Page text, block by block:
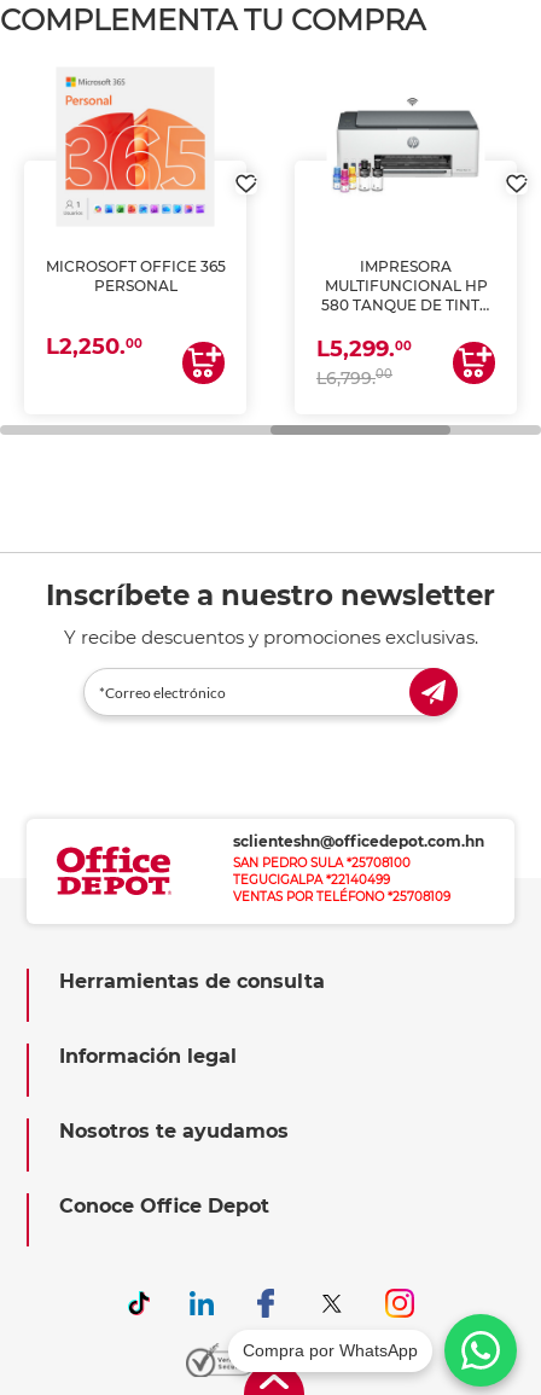
COMPLEMENTA TU COMPRA
MICROSOFT OFFICE 365
PERSONAL
L2,250.00
IMPRESORA
MULTIFUNCIONAL HP
580 TANQUE DE TINTA
ESCANEA)
L5,299.00
L6,799.00
Inscríbete a nuestro newsletter
Y recibe descuentos y promociones exclusivas.
sclienteshn@officedepot.com.hn
SAN PEDRO SULA *25708100
TEGUCIGALPA *22140499
VENTAS POR TELÉFONO *25708109
Herramientas de consulta
Información legal
Nosotros te ayudamos
Conoce Office Depot
Compra por WhatsApp